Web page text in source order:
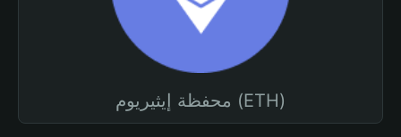
محفظة إيثيريوم (ETH)